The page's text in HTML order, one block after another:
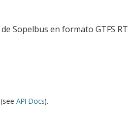
Sopelbus en formato GTFS RT
(see API Docs).